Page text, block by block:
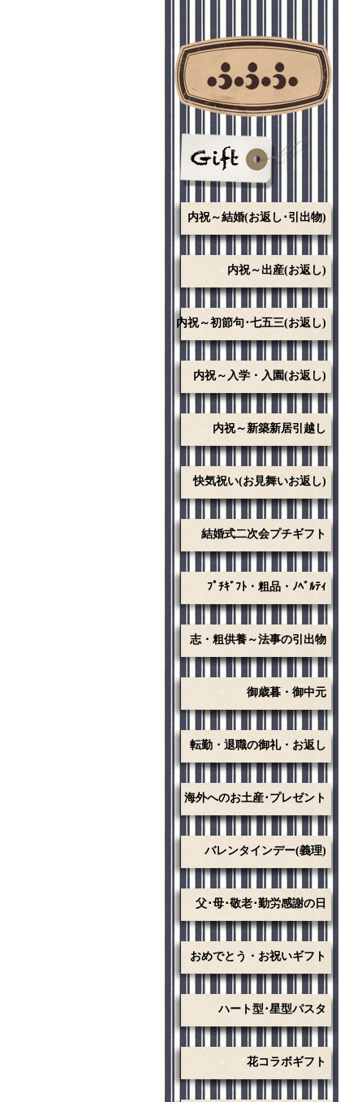
内祝～結婚(お返し･引出物)
内祝～出産(お返し)
内祝～初節句･七五三(お返し)
内祝～入学・入園(お返し)
内祝～新築新居引越し
快気祝い(お見舞いお返し)
結婚式二次会プチギフト
ﾌﾟﾁｷﾞﾌﾄ・粗品・ﾉﾍﾞﾙﾃｨ
志・粗供養～法事の引出物
御歳暮・御中元
転勤・退職の御礼・お返し
海外へのお土産･プレゼント
バレンタインデー(義理)
父･母･敬老･勤労感謝の日
おめでとう・お祝いギフト
ハート型･星型パスタ
花コラボギフト